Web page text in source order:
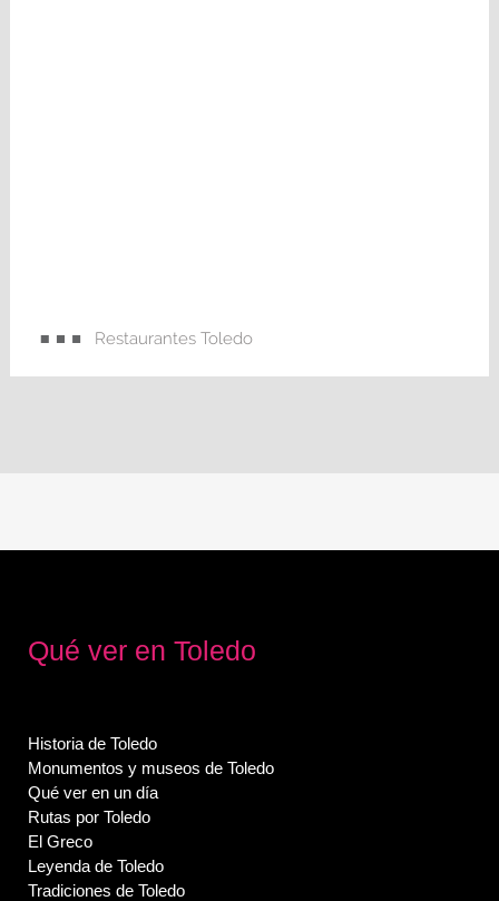
Restaurantes Toledo
Qué ver en Toledo
Historia de Toledo
Monumentos y museos de Toledo
Qué ver en un día
Rutas por Toledo
El Greco
Leyenda de Toledo
Tradiciones de Toledo